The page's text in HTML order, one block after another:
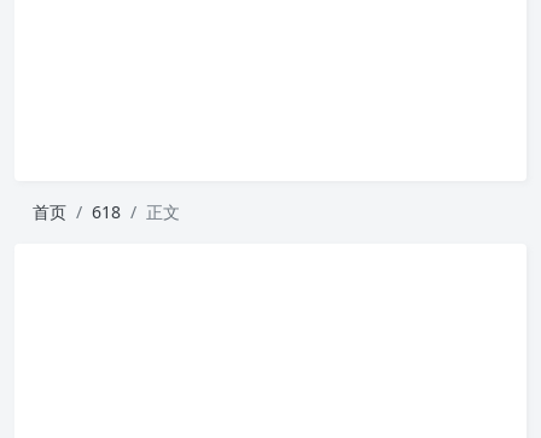
首页 618 正文